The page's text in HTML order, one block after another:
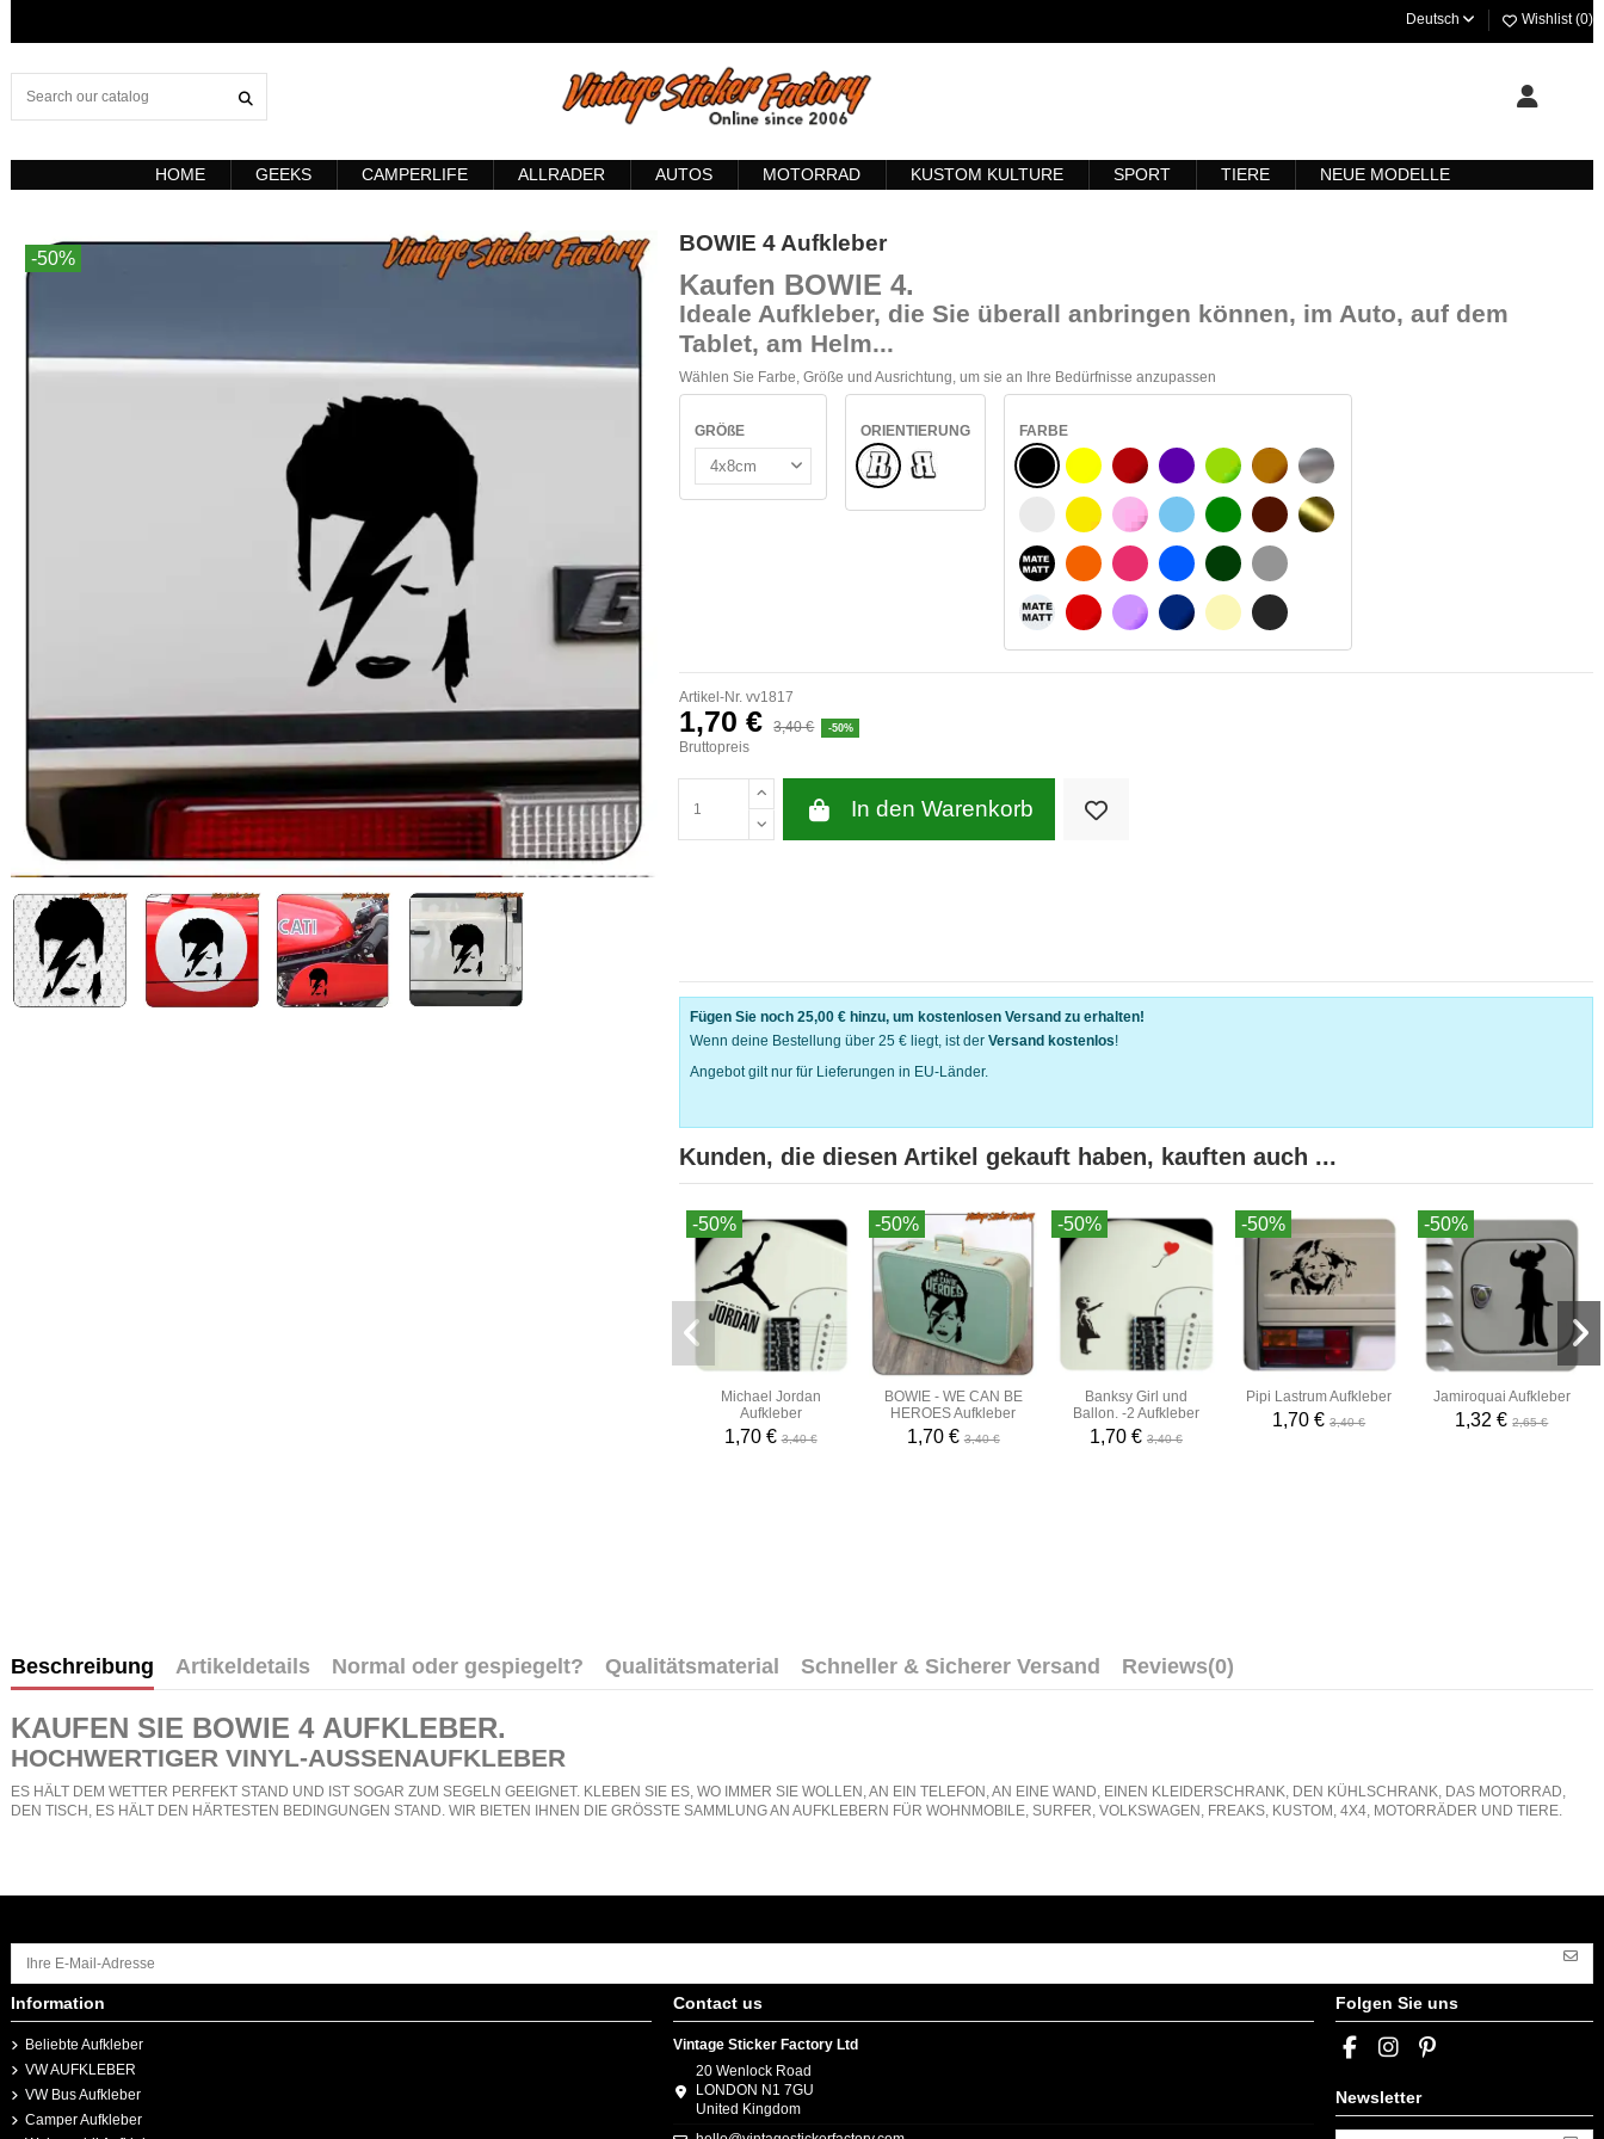
Deutsch Wishlist (0)
HOME GEEKS CAMPERLIFE ALLRADER AUTOS MOTORRAD KUSTOM KULTURE SPORT TIERE NEUE MODELLE
-50%
BOWIE 4 Aufkleber
Kaufen BOWIE 4.
Ideale Aufkleber, die Sie überall anbringen können, im Auto, auf dem
Tablet, am Helm...
Wählen Sie Farbe, Größe und Ausrichtung, um sie an Ihre Bedürfnisse anzupassen
GRÖßE
ORIENTIERUNG
NormaleUmgedreht
FARBE
SCHWARZ
WEIß
MATTSCHWARZ
MATTWEIß
GELB
GELBES SIGNAL
ORANGE
ROT
BURGUND
ROSE
FUCHSIA
LILA
VIOLETT
HELLBLAU
BLAU
DUNKELBLAU
HELLGRÜN
GRÜN
DUNKELGRÜN
BEIGE
HASELNUSS
DUNKELBRAUN
HELLGRAU
DUNKELGRAU
SILBER
GOLD
Artikel-Nr. vv1817
1,70 € 3,40 € -50%
Bruttopreis
In den Warenkorb
Fügen Sie noch 25,00 € hinzu, um kostenlosen Versand zu erhalten!
Wenn deine Bestellung über 25 € liegt, ist der Versand kostenlos!
Angebot gilt nur für Lieferungen in EU-Länder.
Kunden, die diesen Artikel gekauft haben, kauften auch ...
-50%
Michael Jordan
Aufkleber
1,70 €3,40 €
-50%
BOWIE - WE CAN BE
HEROES Aufkleber
1,70 €3,40 €
-50%
Banksy Girl und
Ballon. -2 Aufkleber
1,70 € 3,40 €
-50%
Pipi Lastrum Aufkleber
1,70 €3,40 €
-50%
Jamiroquai Aufkleber
1,32 €2,65 €
Beschreibung Artikeldetails Normal oder gespiegelt? Qualitätsmaterial Schneller & Sicherer Versand Reviews(0)
KAUFEN SIE BOWIE 4AUFKLEBER.
HOCHWERTIGER VINYL-AUSSENAUFKLEBER
ES HÄLT DEM WETTER PERFEKT STAND UND IST SOGAR ZUM SEGELN GEEIGNET. KLEBEN SIE ES, WO IMMER SIE WOLLEN, AN EIN TELEFON, AN EINE WAND, EINEN KLEIDERSCHRANK, DEN KÜHLSCHRANK, DAS MOTORRAD,
DEN TISCH, ES HÄLT DEN HÄRTESTEN BEDINGUNGEN STAND. WIR BIETEN IHNEN DIE GRÖSSTE SAMMLUNG AN AUFKLEBERN FÜR WOHNMOBILE, SURFER, VOLKSWAGEN, FREAKS, KUSTOM, 4X4, MOTORRÄDER UND TIERE.
Information
Beliebte Aufkleber
VW AUFKLEBER
VW Bus Aufkleber
Camper Aufkleber
Contact us
Vintage Sticker Factory Ltd
20 Wenlock Road
LONDON N1 7GU
United Kingdom
Folgen Sie uns
Newsletter